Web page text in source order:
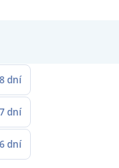
8 dní
7 dní
6 dní